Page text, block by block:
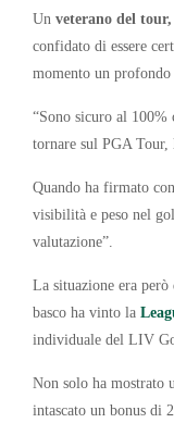
Un veterano del tour,
confidato di essere
momento un profondo
“Sono sicuro al 100%
tornare sul PGA Tour,
Quando ha firmato
visibilità e peso nel
valutazione”.
La situazione era però
basco ha vinto la
individuale del LIV
Non solo ha mostrato
intascato un bonus di